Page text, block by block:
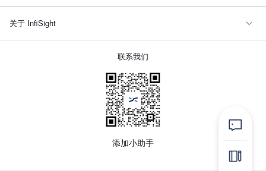
关于 InfiSight
联系我们
添加小助手